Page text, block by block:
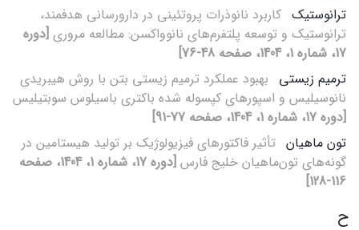
ترانوستیک کاربرد نانوذرات پروتئینی در دارورسانی هدفمند،
ترانوستیک و توسعه پلتفرم‌های نانوواکسن: مطالعه مروری [دوره
17، شماره 1، 1404، صفحه 48-76]
ترمیم زیستی بهبود عملکرد ترمیم زیستی بتن با روش هیبریدی
نانوسیلیس و اسپورهای کپسوله شده باکتری باسیلوس سوبتیلیس
[دوره 17، شماره 1، 1404، صفحه 77-91]
تون ماهیان تأثیر فاکتورهای فیزیولوژیک بر تولید هیستامین در
گونه‌های تون‌ماهیان خلیج فارس
[دوره 17، شماره 1، 1404، صفحه
116-128]
ح